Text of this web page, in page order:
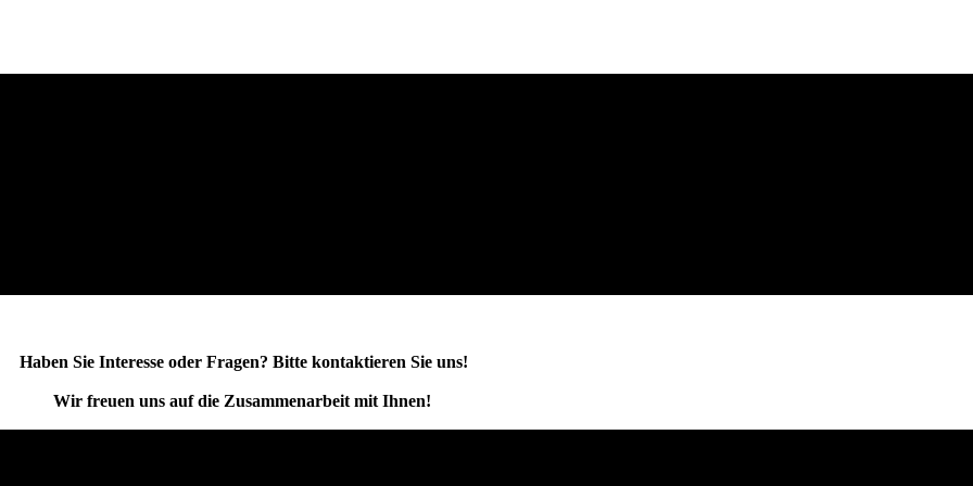
Haben Sie Interesse oder Fragen? Bitte kontaktieren Sie uns!
Wir freuen uns auf die Zusammenarbeit mit Ihnen!